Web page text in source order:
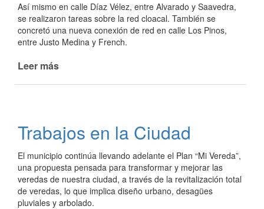
Así mismo en calle Díaz Vélez, entre Alvarado y Saavedra,
se realizaron tareas sobre la red cloacal. También se
concretó una nueva conexión de red en calle Los Pinos,
entre Justo Medina y French.
Leer más
distintos
puntos
de
la
ciudad
Trabajos en la Ciudad
El municipio continúa llevando adelante el Plan “Mi Vereda”,
una propuesta pensada para transformar y mejorar las
veredas de nuestra ciudad, a través de la revitalización total
de veredas, lo que implica diseño urbano, desagües
pluviales y arbolado.